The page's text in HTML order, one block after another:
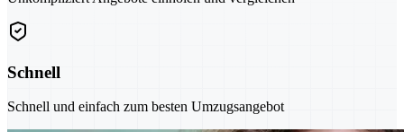
Schnell
Schnell und einfach zum besten Umzugsangebot